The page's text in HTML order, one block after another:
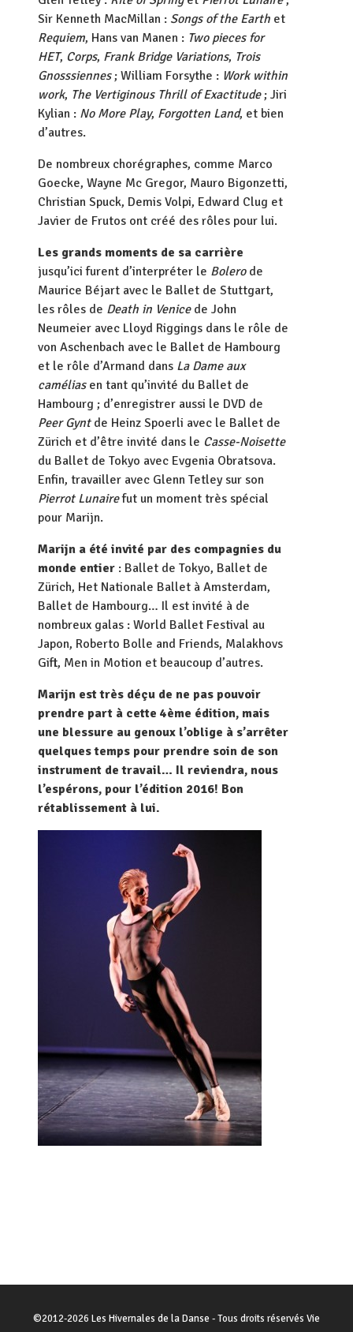
Sir Kenneth MacMillan : Songs of the Earth et
Requiem, Hans van Manen : Two pieces for
HET, Corps, Frank Bridge Variations, Trois
Gnosssiennes; William Forsythe : Work within
work, The Vertiginous Thrill of Exactitude; Jiri
Kylian : No More Play, Forgotten Land, et bien
d’autres.
De nombreux chorégraphes, comme Marco
Goecke, Wayne Mc Gregor, Mauro Bigonzetti,
Christian Spuck, Demis Volpi, Edward Clug et
Javier de Frutos ont créé des rôles pour lui.
Les grands moments de sa carrière
jusqu’ici furent d’interpréter le Bolerode
Maurice Béjart avec le Ballet de Stuttgart,
les rôles de Death in Venice de John
Neumeier avec Lloyd Riggings dans le rôle de
von Aschenbach avec le Ballet de Hambourg
et le rôle d’Armand dans La Dame aux
caméliasen tant qu’invité du Ballet de
Hambourg ; d’enregistrer aussi le DVD de
Peer Gynt de Heinz Spoerli avec le Ballet de
Zürich et d’être invité dans le Casse-Noisette
du Ballet de Tokyo avec Evgenia Obratsova.
Enfin, travailler avec Glenn Tetley sur son
Pierrot Lunairefut un moment très spécial
pour Marijn.
Marijn a été invité par des compagnies du
monde entier : Ballet de Tokyo, Ballet de
Zürich, Het Nationale Ballet à Amsterdam,
Ballet de Hambourg… Il est invité à de
nombreux galas : World Ballet Festival au
Japon, Roberto Bolle and Friends, Malakhovs
Gift, Men in Motion et beaucoup d’autres.
Marijn est très déçu de ne pas pouvoir
prendre part à cette 4ème édition, mais
une blessure au genoux l’oblige à s’arrêter
quelques temps pour prendre soin de son
instrument de travail… Il reviendra, nous
l’espérons, pour l’édition 2016! Bon
rétablissement à lui.
©2012-2026 Les Hivernales de la Danse - Tous droits réservés Vie